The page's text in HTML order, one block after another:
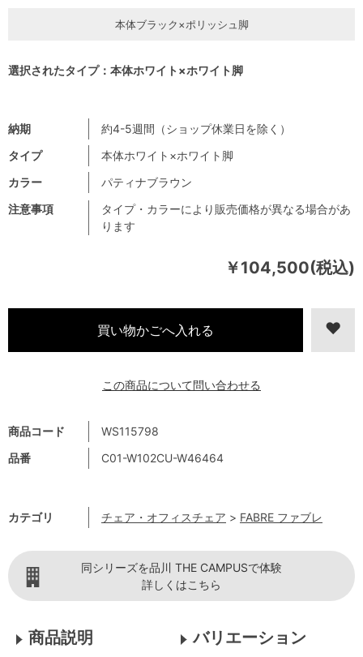
￥104,500(税込)
商品コード
WS115798
品番
C01-W102CU-W46464
カテゴリ チェア・オフィスチェア > FABRE ファブレ
注意事項
タイプ・カラーにより販売価格が異なる場合があ
ります
納期
約4-5週間（ショップ休業日を除く）
タイプ
本体ホワイト×ホワイト脚
カラー
パティナブラウン
本体ブラック×ポリッシュ脚
選択されたタイプ：本体ホワイト×ホワイト脚
この商品について問い合わせる
同シリーズを品川 THE CAMPUSで体験
詳しくはこちら
商品説明 バリエーション